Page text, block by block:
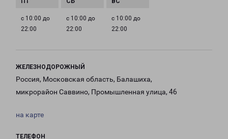
с 10:00 до
22:00
с 10:00 до
22:00
с 10:00 до
22:00
ЖЕЛЕЗНОДОРОЖНЫЙ
Россия, Московская область, Балашиха,
микрорайон Саввино, Промышленная улица, 46
на карте
ТЕЛЕФОН